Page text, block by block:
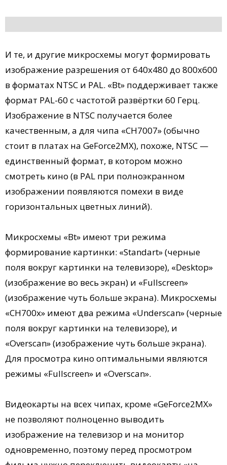
И те, и другие микросхемы могут формировать
изображение разрешения от 640х480 до 800х600
в форматах NTSC и PAL. «Bt» поддерживает также
формат PAL-60 с частотой развёртки 60 Герц.
Изображение в NTSC получается более
качественным, а для чипа «CH7007» (обычно
стоит в платах на GeForce2MX), похоже, NTSC —
единственный формат, в котором можно
смотреть кино (в PAL при полноэкранном
изображении появляются помехи в виде
горизонтальных цветных линий).
Микросхемы «Bt» имеют три режима
формирование картинки: «Standart» (черные
поля вокруг картинки на телевизоре), «Desktop»
(изображение во весь экран) и «Fullscreen»
(изображение чуть больше экрана). Микросхемы
«CH700x» имеют два режима «Underscan» (черные
поля вокруг картинки на телевизоре), и
«Overscan» (изображение чуть больше экрана).
Для просмотра кино оптимальными являются
режимы «Fullscreen» и «Overscan».
Видеокарты на всех чипах, кроме «GeForce2MX»
не позволяют полноценно выводить
изображение на телевизор и на монитор
одновременно, поэтому перед просмотром